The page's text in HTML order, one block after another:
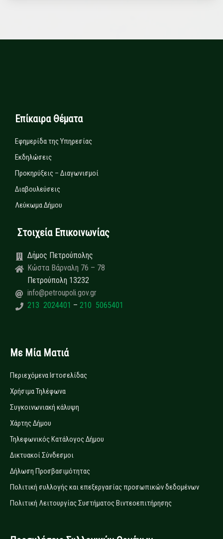
Επίκαιρα Θέματα
Εφημερίδα της Υπηρεσίας
Εκδηλώσεις
Προκηρύξεις – Διαγωνισμοί
Διαβουλεύσεις
Λεύκωμα Δήμου
Στοιχεία Επικοινωνίας
Δήμος Πετρούπολης
Κώστα Βάρναλη 76 – 78
Πετρούπολη 13232
info@petroupoli.gov.gr
213 2024401 – 210 5065401
Με Μία Ματιά
Περιεχόμενα Ιστοσελίδας
Χρήσιμα Τηλέφωνα
Συγκοινωνιακή κάλυψη
Χάρτης Δήμου
Τηλεφωνικός Κατάλογος Δήμου
Δικτυακοί Σύνδεσμοι
Δήλωση Προσβασιμότητας
Πολιτική συλλογής και επεξεργασίας προσωπικών δεδομένων
Πολιτική Λειτουργίας Συστήματος Βιντεοεπιτήρησης